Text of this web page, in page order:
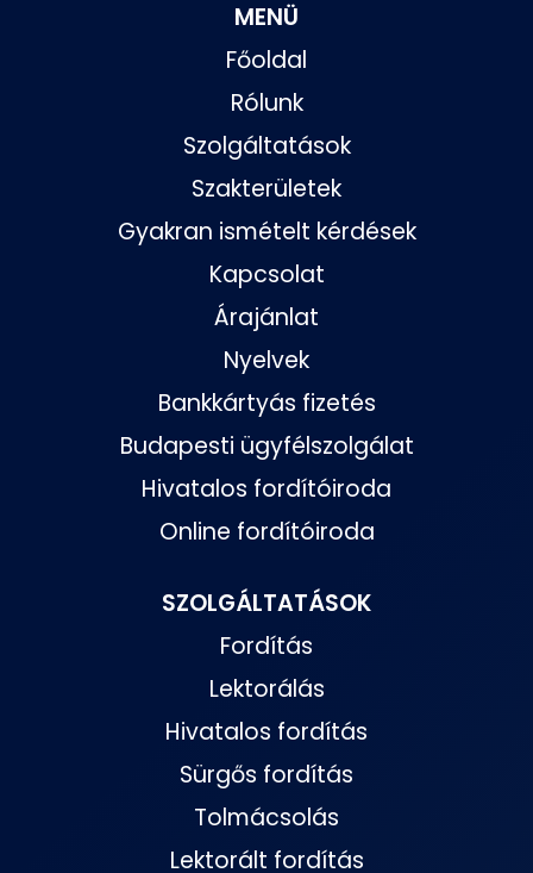
MENÜ
Főoldal
Rólunk
Szolgáltatások
Szakterületek
Gyakran ismételt kérdések
Kapcsolat
Árajánlat
Nyelvek
Bankkártyás fizetés
Budapesti ügyfélszolgálat
Hivatalos fordítóiroda
Online fordítóiroda
SZOLGÁLTATÁSOK
Fordítás
Lektorálás
Hivatalos fordítás
Sürgős fordítás
Tolmácsolás
Lektorált fordítás